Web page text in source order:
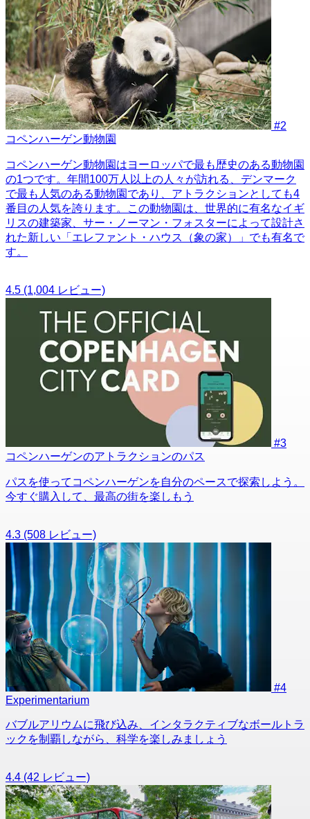
#2
コペンハーゲン動物園
コペンハーゲン動物園はヨーロッパで最も歴史のある動物園
の1つです。年間100万人以上の人々が訪れる、デンマーク
で最も人気のある動物園であり、アトラクションとしても4
番目の人気を誇ります。この動物園は、世界的に有名なイギ
リスの建築家、サー・ノーマン・フォスターによって設計さ
れた新しい「エレファント・ハウス（象の家）」でも有名で
す。
4.5 (1,004 レビュー)
#3
コペンハーゲンのアトラクションのパス
パスを使ってコペンハーゲンを自分のペースで探索しよう。
今すぐ購入して、最高の街を楽しもう
4.3 (508 レビュー)
#4
Experimentarium
バブルアリウムに飛び込み、インタラクティブなボールトラ
ックを制覇しながら、科学を楽しみましょう
4.4 (42 レビュー)